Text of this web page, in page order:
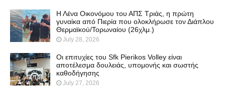
Η Λένα Οικονόμου του ΑΠΣ Τριάς, η πρώτη
γυναίκα από Πιερία που ολοκλήρωσε τον Διάπλου
Θερμαϊκού/Τορωναίου (26χλμ.)
July 28, 2026
Οι επιτυχίες του Sfk Pierikos Volley είναι
αποτέλεσμα δουλειάς, υπομονής και σωστής
καθοδήγησης
July 27, 2026